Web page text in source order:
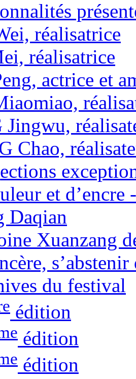
réalisatrice
réalisatrice
actrice et
Chao,
et
Daqian
Xuanzang
du festival
édition
édition
édition